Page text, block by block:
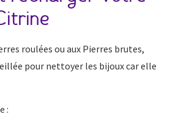
roulées ou aux Pierres brutes,
pour nettoyer les bijoux car elle
: